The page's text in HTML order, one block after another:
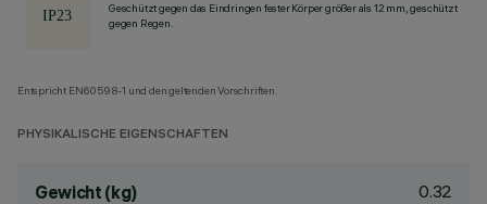
Geschützt gegen das Eindringen fester Körper größer als 12 mm, geschützt
gegen Regen.
Entspricht EN60598-1 und den geltenden Vorschriften.
PHYSIKALISCHE EIGENSCHAFTEN
Gewicht (kg) 0.32